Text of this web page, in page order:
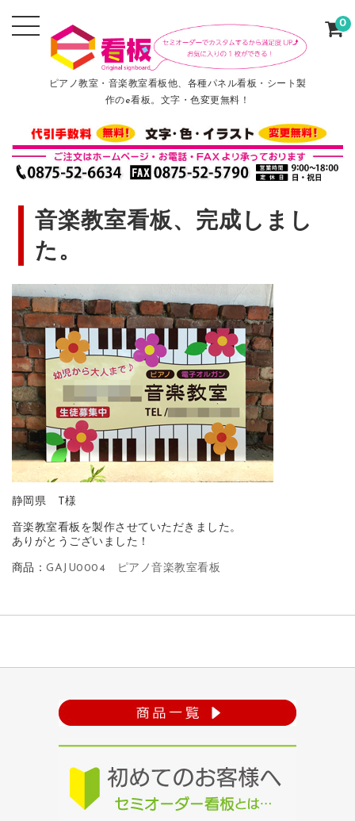
ピアノ教室・音楽教室看板他、各種パネル看板・シート製
作のe看板。文字・色変更無料！
0
音楽教室看板、完成しまし
た。
静岡県 T様
音楽教室看板を製作させていただきました。
ありがとうございました！
商品：GAJU0004 ピアノ音楽教室看板